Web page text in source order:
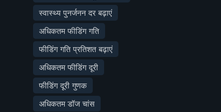
स्वास्थ्य पुनर्जनन दर बढ़ाएं
अधिकतम फीडिंग गति
फीडिंग गति प्रतिशत बढ़ाएं
अधिकतम फीडिंग दूरी
फीडिंग दूरी गुणक
अधिकतम डॉज चांस